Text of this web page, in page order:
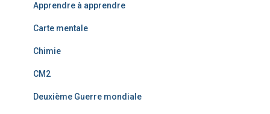
Apprendre à apprendre
Carte mentale
Chimie
CM2
Deuxième Guerre mondiale